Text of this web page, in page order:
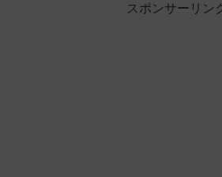
スポンサーリン